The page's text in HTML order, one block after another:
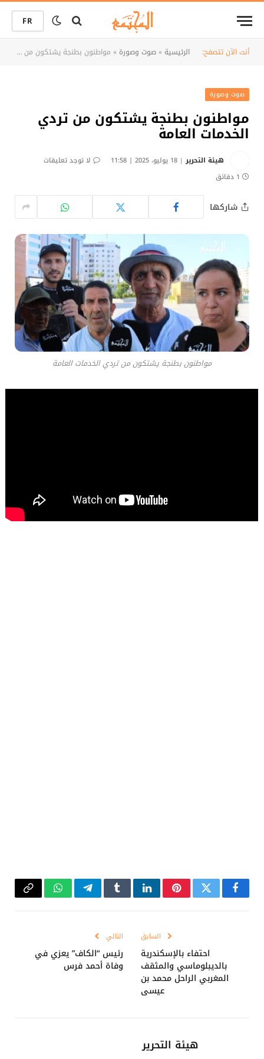
FR
أنت الآن تتصفح: الرئيسية»صوت وصورة» مواطنون بطنجة يشتكون من تردي الخدمات العامة
صوت وصورة
مواطنون بطنجة يشتكون من تردي
الخدمات العامة
هيئة التحرير 18 يوليو، 2025 | 11:58
لا توجد تعليقات
1 دقائق
شاركها
مواطنون بطنجة يشتكون من تردي الخدمات العامة
فيسبوكتويتر بينتيريستلينكدإنTumblrتيلقرامواتسابCopy
السابق
احتفاء بالإسكندرية
بالديبلوماسي والمثقف
المغربي الراحل محمد بن
عيسى
التالي
رئيس “الكاف” يعزي في
وفاة أحمد فرس
هيئة التحرير